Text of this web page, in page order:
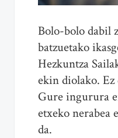
Bolo-bolo dabil
batzuetako
Hezkuntza
ekin diolako.
Gure ingurura
etxeko nerabea
da.